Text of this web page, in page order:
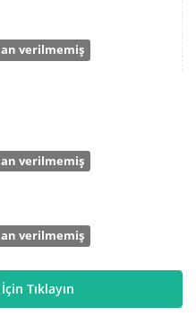
verilmemiş
verilmemiş
verilmemiş
Tıklayın